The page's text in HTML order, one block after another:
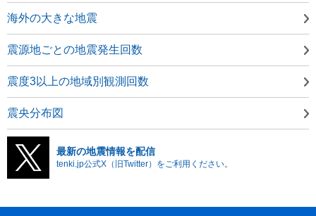
海外の大きな地震
震源地ごとの地震発生回数
震度3以上の地域別観測回数
震央分布図
最新の地震情報を配信
tenki.jp公式X（旧Twitter）をご利用ください。